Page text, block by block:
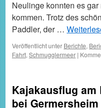
Neulinge konnten es
kommen. Trotz des
Paddler, der …
Veröffentlicht unter Berichte,
Fahrt, Schmugglermeer |
Kajakausflug
bei Germersheim